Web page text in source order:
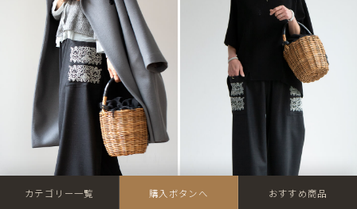
カテゴリー一覧 購入ボタンへ おすすめ商品